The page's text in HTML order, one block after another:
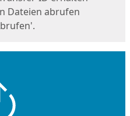
Dateien abrufen